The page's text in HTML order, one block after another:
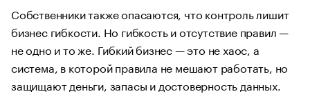
Собственники также опасаются, что контроль лишит
бизнес гибкости. Но гибкость и отсутствие правил —
не одно и то же. Гибкий бизнес — это не хаос, а
система, в которой правила не мешают работать, но
защищают деньги, запасы и достоверность данных.